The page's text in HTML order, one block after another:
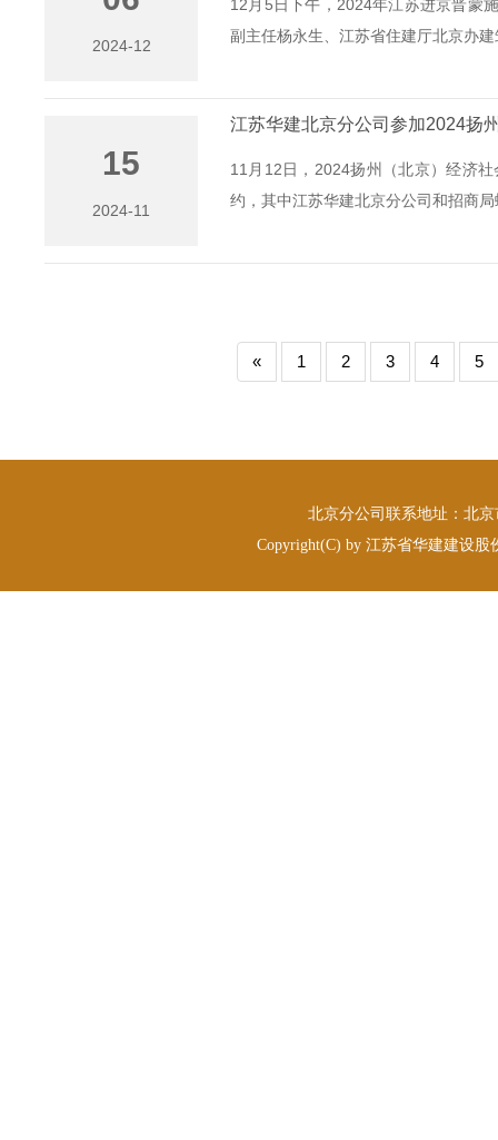
2024-12
12月5日下午，2024年江苏进京晋蒙
副主任杨永生、江苏省住建厅北京办
15
2024-11
江苏华建北京分公司参加2024扬
11月12日，2024扬州（北京）经济
约，其中江苏华建北京分公司和招商
« 1 2 3 4 5
北京分公司联系地址：北
Copyright(C) by 江苏省华建建设